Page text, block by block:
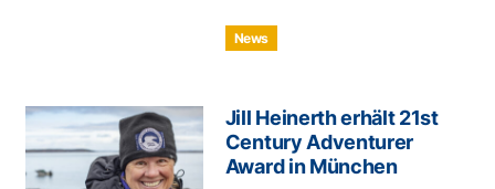
News
Jill Heinerth erhält 21st
Century Adventurer
Award in München